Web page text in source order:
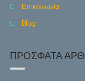
Επικοινωνία
Blog
ΠΡΌΣΦΑΤΑ